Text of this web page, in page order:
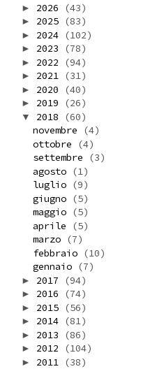
► 2026 (43)
► 2025 (83)
► 2024 (102)
► 2023 (78)
► 2022 (94)
► 2021 (31)
► 2020 (40)
► 2019 (26)
▼ 2018
(60)
novembre
(4)
ottobre
(4)
settembre
(3)
agosto (1)
luglio (9)
giugno (5)
maggio (5)
aprile
(5)
marzo (7)
febbraio (10)
gennaio (7)
► 2017 (94)
► 2016 (74)
► 2015 (56)
► 2014 (81)
► 2013 (86)
► 2012 (104)
► 2011 (38)